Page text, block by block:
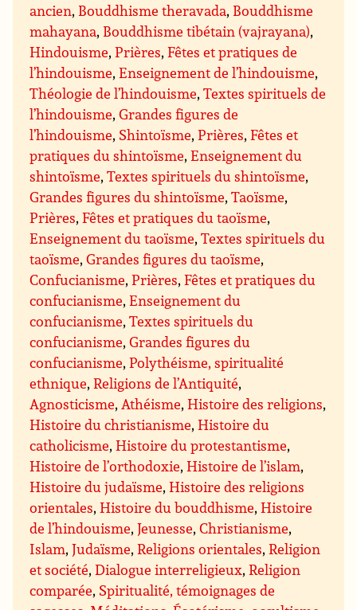
ancien, Bouddhisme theravada, Bouddhisme
mahayana, Bouddhisme tibétain (vajrayana),
Hindouisme,Prières,Fêtes et pratiques de
l’hindouisme,Enseignement de l’hindouisme,
Théologie de l’hindouisme,Textes spirituels de
l’hindouisme,Grandes figures de
l’hindouisme, Shintoïsme,Prières,Fêtes et
pratiques du shintoïsme,Enseignement du
shintoïsme,Textes spirituels du shintoïsme,
Grandes figures du shintoïsme,Taoïsme,
Prières,Fêtes et pratiques du taoïsme,
Enseignement du taoïsme,Textes spirituels du
taoïsme,Grandes figures du taoïsme,
Confucianisme,Prières,Fêtes et pratiques du
confucianisme,Enseignement du
confucianisme,Textes spirituels du
confucianisme,Grandes figures du
confucianisme,Polythéisme, spiritualité
ethnique,Religions de l’Antiquité,
Agnosticisme, Athéisme,Histoire des religions,
Histoire du christianisme,Histoire du
catholicisme,Histoire du protestantisme,
Histoire de l’orthodoxie,Histoire de l’islam,
Histoire du judaïsme,Histoire des religions
orientales,Histoire du bouddhisme,Histoire
de l’hindouisme,Jeunesse,Christianisme,
Islam,Judaïsme,Religions orientales,Religion
et société,Dialogue interreligieux,Religion
comparée, Spiritualité, témoignages de